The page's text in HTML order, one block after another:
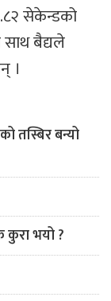
सेकेन्डको
साथ बैद्यले
।
तस्बिर बन्यो
कुरा भयो ?